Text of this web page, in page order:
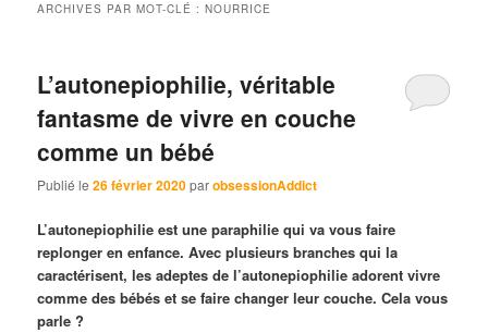
ARCHIVES PAR MOT-CLÉ :NOURRICE
L’autonepiophilie, véritable
fantasme de vivre en couche
comme un bébé
Publié le26 février 2020parobsessionAddict
L’autonepiophilie est une paraphilie qui va vous faire
replonger en enfance. Avec plusieurs branches qui la
caractérisent, les adeptes de l’autonepiophilie adorent vivre
comme des bébés et se faire changer leur couche. Cela vous
parle ?